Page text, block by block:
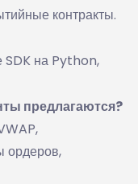
контракты.
SDK на Python,
предлагаются?
ордеров,